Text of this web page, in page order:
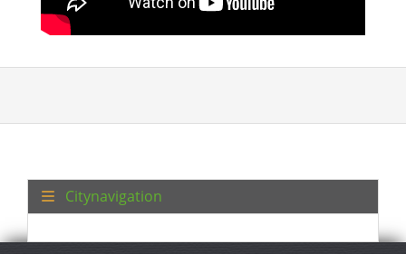
Gizlilik Politikası damga site haritası
temas
Şartlar ve Koşullar